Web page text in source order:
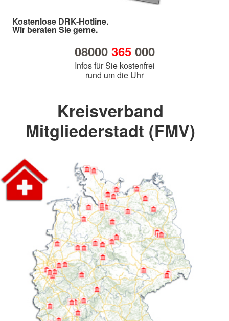
Kostenlose DRK-Hotline.
Wir beraten Sie gerne.
08000 365000
Infos für Sie kostenfrei
rund um die Uhr
Kreisverband
Mitgliederstadt (FMV)